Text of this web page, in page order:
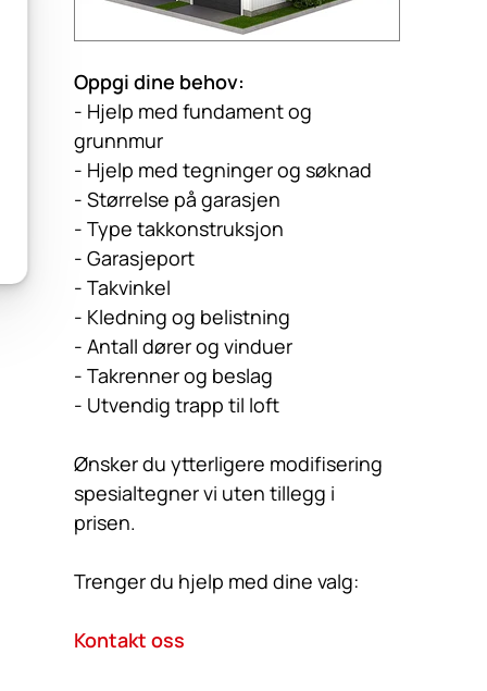
Oppgi dine behov:
- Hjelp med fundament og
grunnmur
- Hjelp med tegninger og søknad
- Størrelse på garasjen
- Type takkonstruksjon
- Garasjeport
- Takvinkel
- Kledning og belistning
- Antall dører og vinduer
- Takrenner og beslag
- Utvendig trapp til loft
Ønsker du ytterligere modifisering
spesialtegner vi uten tillegg i
prisen.
Trenger du hjelp med dine valg:
Kontakt oss